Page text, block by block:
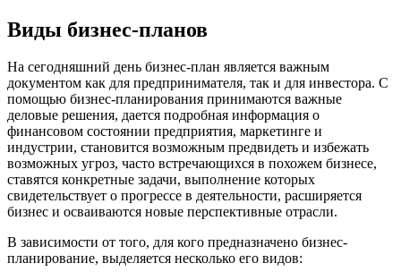
Виды бизнес-планов
На сегодняшний день бизнес-план является важным
документом как для предпринимателя, так и для инвестора. С
помощью бизнес-планирования принимаются важные
деловые решения, дается подробная информация о
финансовом состоянии предприятия, маркетинге и
индустрии, становится возможным предвидеть и избежать
возможных угроз, часто встречающихся в похожем бизнесе,
ставятся конкретные задачи, выполнение которых
свидетельствует о прогрессе в деятельности, расширяется
бизнес и осваиваются новые перспективные отрасли.
В зависимости от того, для кого предназначено бизнес-
планирование, выделяется несколько его видов: